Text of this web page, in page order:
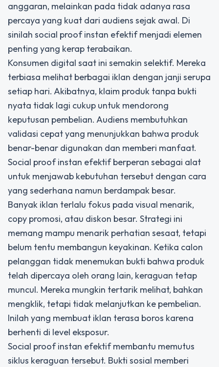
anggaran, melainkan pada tidak adanya rasa
percaya yang kuat dari audiens sejak awal. Di
sinilah social proof instan efektif menjadi elemen
penting yang kerap terabaikan.
Konsumen digital saat ini semakin selektif. Mereka
terbiasa melihat berbagai iklan dengan janji serupa
setiap hari. Akibatnya, klaim produk tanpa bukti
nyata tidak lagi cukup untuk mendorong
keputusan pembelian. Audiens membutuhkan
validasi cepat yang menunjukkan bahwa produk
benar-benar digunakan dan memberi manfaat.
Social proof instan efektif berperan sebagai alat
untuk menjawab kebutuhan tersebut dengan cara
yang sederhana namun berdampak besar.
Banyak iklan terlalu fokus pada visual menarik,
copy promosi, atau diskon besar. Strategi ini
memang mampu menarik perhatian sesaat, tetapi
belum tentu membangun keyakinan. Ketika calon
pelanggan tidak menemukan bukti bahwa produk
telah dipercaya oleh orang lain, keraguan tetap
muncul. Mereka mungkin tertarik melihat, bahkan
mengklik, tetapi tidak melanjutkan ke pembelian.
Inilah yang membuat iklan terasa boros karena
berhenti di level eksposur.
Social proof instan efektif membantu memutus
siklus keraguan tersebut. Bukti sosial memberi